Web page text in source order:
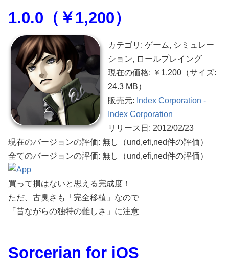
1.0.0（￥1,200）
カテゴリ: ゲーム, シミュレー
ション, ロールプレイング
現在の価格: ￥1,200（サイズ:
24.3 MB）
販売元: Index Corporation -
Index Corporation
リリース日: 2012/02/23
現在のバージョンの評価: 無し（und,efi,ned件の評価）
全てのバージョンの評価: 無し（und,efi,ned件の評価）
買って損はないと思える完成度！
ただ、古臭さも「完全移植」なので
「昔ながらの独特の難しさ」に注意
Sorcerian for iOS